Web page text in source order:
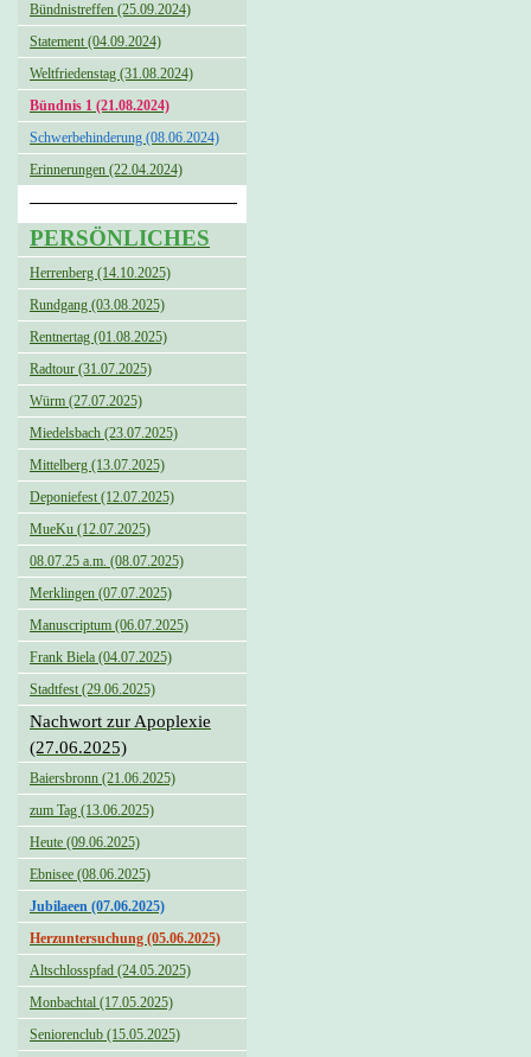
Bündnistreffen (25.09.2024)
Statement (04.09.2024)
Weltfriedenstag (31.08.2024)
Bündnis 1 (21.08.2024)
Schwerbehinderung (08.06.2024)
Erinnerungen (22.04.2024)
PERSÖNLICHES
Herrenberg (14.10.2025)
Rundgang (03.08.2025)
Rentnertag (01.08.2025)
Radtour (31.07.2025)
Würm (27.07.2025)
Miedelsbach (23.07.2025)
Mittelberg (13.07.2025)
Deponiefest (12.07.2025)
MueKu (12.07.2025)
08.07.25 a.m. (08.07.2025)
Merklingen (07.07.2025)
Manuscriptum (06.07.2025)
Frank Biela (04.07.2025)
Stadtfest (29.06.2025)
Nachwort zur Apoplexie
(27.06.2025)
Baiersbronn (21.06.2025)
zum Tag (13.06.2025)
Heute (09.06.2025)
Ebnisee (08.06.2025)
Jubilaeen (07.06.2025)
Herzuntersuchung (05.06.2025)
Altschlosspfad (24.05.2025)
Monbachtal (17.05.2025)
Seniorenclub (15.05.2025)